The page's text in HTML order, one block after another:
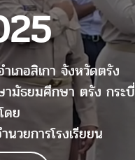
เภอสิเกา จังหวัดตรัง
มัธยมศึกษา ตรัง กระบี่
ดย
วยการโรงเรียยน